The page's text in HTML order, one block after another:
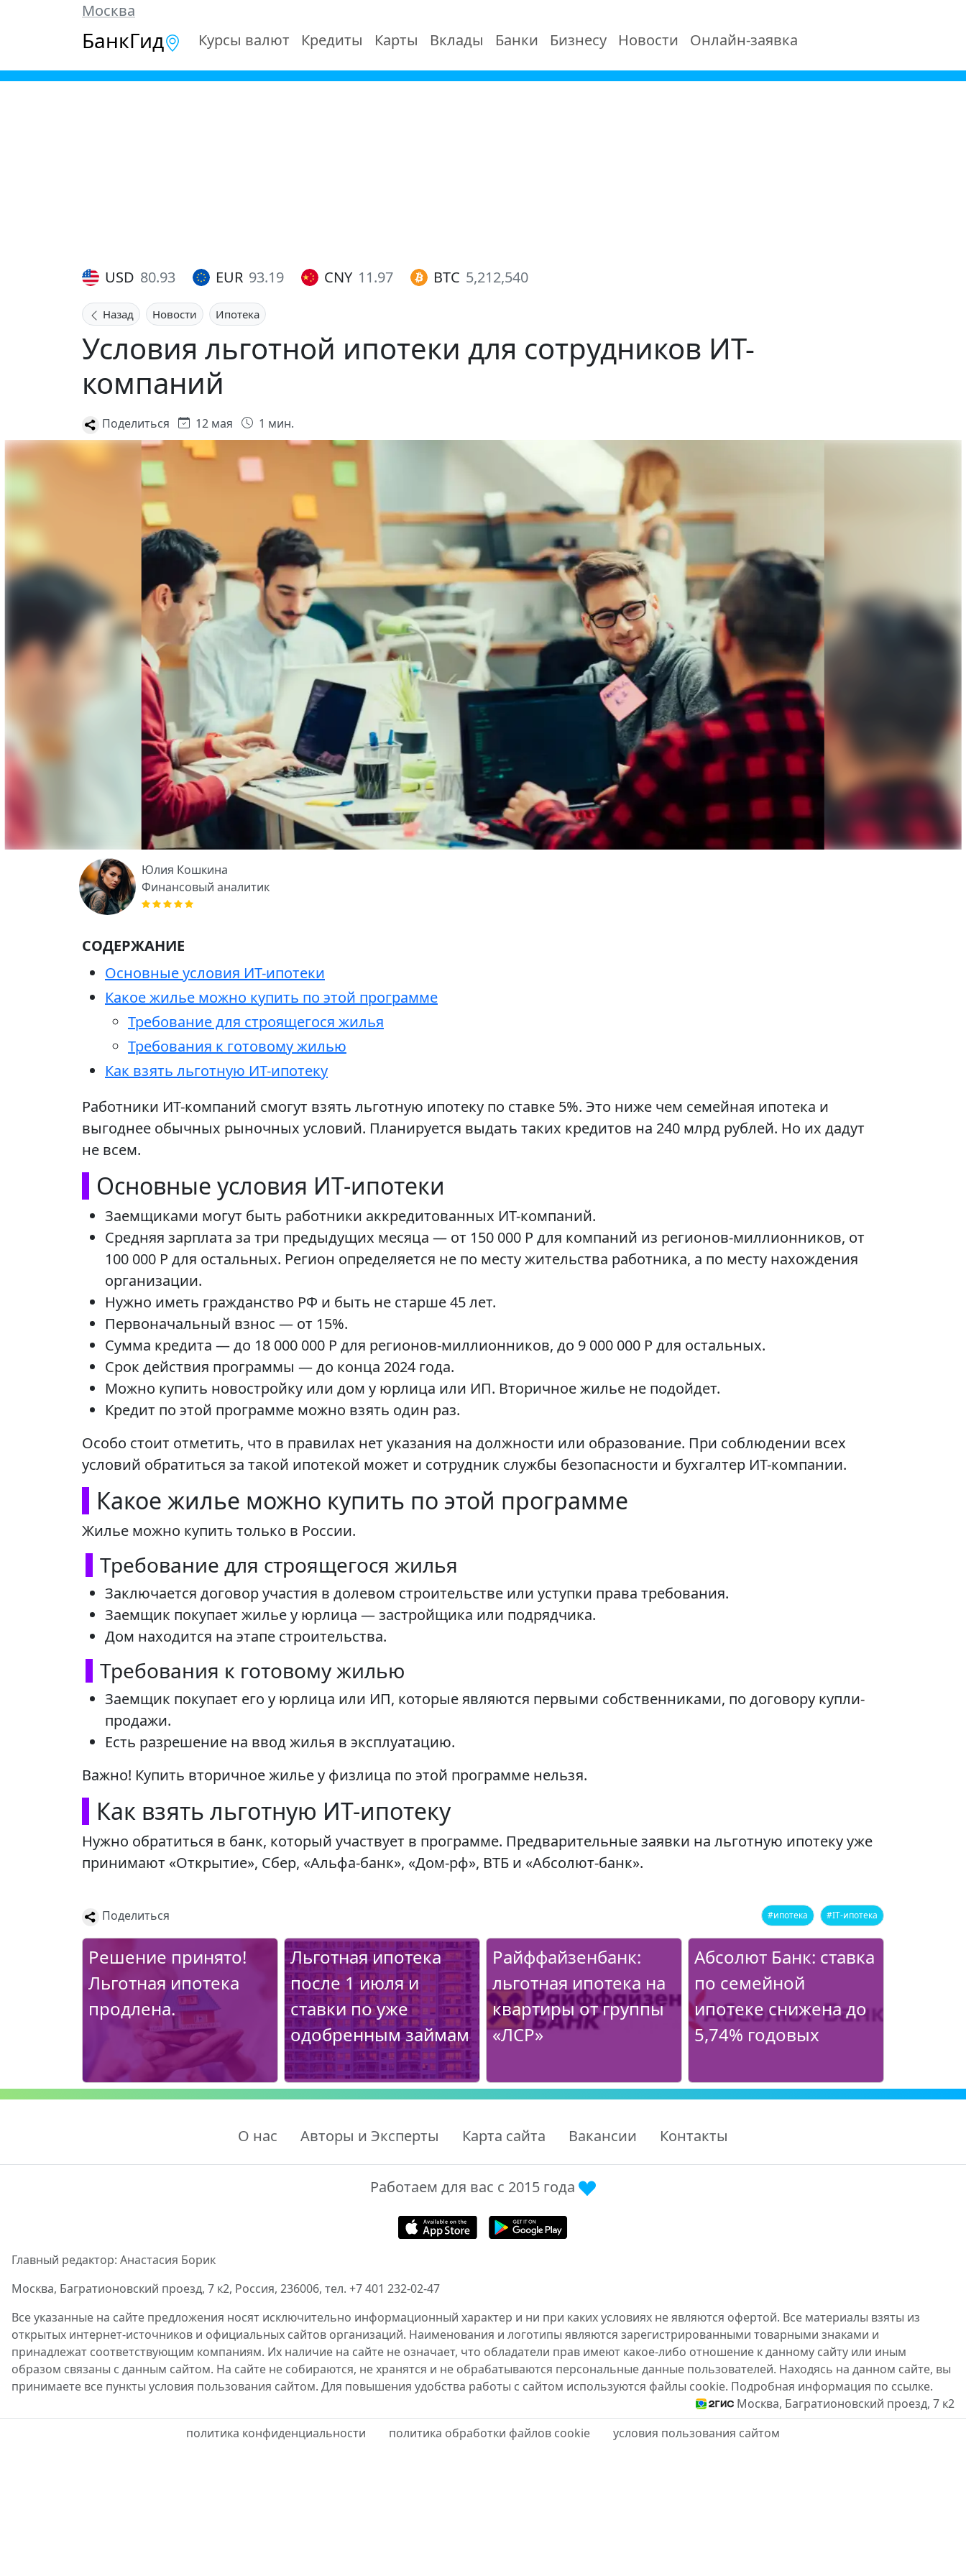
Москва
БанкГид Курсы валют Кредиты Карты Вклады Банки Бизнесу Новости Онлайн-заявка
USD 80.93 EUR 93.19 CNY 11.97 BTC 5,212,540
Назад Новости Ипотека
Условия льготной ипотеки для сотрудников ИТ-
компаний
Поделиться 12 мая 1 мин.
Юлия Кошкина
Финансовый аналитик
СОДЕРЖАНИЕ
Основные условия ИТ-ипотеки
Какое жилье можно купить по этой программе
Требование для строящегося жилья
Требования к готовому жилью
Как взять льготную ИТ-ипотеку
Работники ИТ-компаний смогут взять льготную ипотеку по ставке 5%. Это ниже чем семейная ипотека и
выгоднее обычных рыночных условий. Планируется выдать таких кредитов на 240 млрд рублей. Но их дадут
не всем.
Основные условия ИТ-ипотеки
Заемщиками могут быть работники аккредитованных ИТ-компаний.
Средняя зарплата за три предыдущих месяца — от 150 000 Р для компаний из регионов-миллионников, от
100 000 Р для остальных. Регион определяется не по месту жительства работника, а по месту нахождения
организации.
Нужно иметь гражданство РФ и быть не старше 45 лет.
Первоначальный взнос — от 15%.
Сумма кредита — до 18 000 000 Р для регионов-миллионников, до 9 000 000 Р для остальных.
Срок действия программы — до конца 2024 года.
Можно купить новостройку или дом у юрлица или ИП. Вторичное жилье не подойдет.
Кредит по этой программе можно взять один раз.
Особо стоит отметить, что в правилах нет указания на должности или образование. При соблюдении всех
условий обратиться за такой ипотекой может и сотрудник службы безопасности и бухгалтер ИТ-компании.
Какое жилье можно купить по этой программе
Жилье можно купить только в России.
Требование для строящегося жилья
Заключается договор участия в долевом строительстве или уступки права требования.
Заемщик покупает жилье у юрлица — застройщика или подрядчика.
Дом находится на этапе строительства.
Требования к готовому жилью
Заемщик покупает его у юрлица или ИП, которые являются первыми собственниками, по договору купли-
продажи.
Есть разрешение на ввод жилья в эксплуатацию.
Важно! Купить вторичное жилье у физлица по этой программе нельзя.
Как взять льготную ИТ-ипотеку
Нужно обратиться в банк, который участвует в программе. Предварительные заявки на льготную ипотеку уже
принимают «Открытие», Сбер, «Альфа-банк», «Дом-рф», ВТБ и «Абсолют-банк».
Поделиться #ипотека #IT-ипотека
Решение принято!
Льготная ипотека
продлена.
Льготная ипотека
после 1 июля и
ставки по уже
одобренным займам
Райффайзенбанк:
льготная ипотека на
квартиры от группы
«ЛСР»
Абсолют Банк: ставка
по семейной
ипотеке снижена до
5,74% годовых
О нас Авторы и Эксперты Карта сайта Вакансии Контакты
Работаем для вас с 2015 года
Главный редактор: Анастасия Борик
Москва, Багратионовский проезд, 7 к2, Россия, 236006, тел. +7 401 232-02-47
Все указанные на сайте предложения носят исключительно информационный характер и ни при каких условиях не являются офертой. Все материалы взяты из
открытых интернет-источников и официальных сайтов организаций. Наименования и логотипы являются зарегистрированными товарными знаками и
принадлежат соответствующим компаниям. Их наличие на сайте не означает, что обладатели прав имеют какое-либо отношение к данному сайту или иным
образом связаны с данным сайтом. На сайте не собираются, не хранятся и не обрабатываются персональные данные пользователей. Находясь на данном сайте, вы
принимаете все пункты условия пользования сайтом. Для повышения удобства работы с сайтом используются файлы cookie. Подробная информация по ссылке.
Москва, Багратионовский проезд, 7 к2
политика конфиденциальности
политика обработки файлов cookie условия пользования сайтом